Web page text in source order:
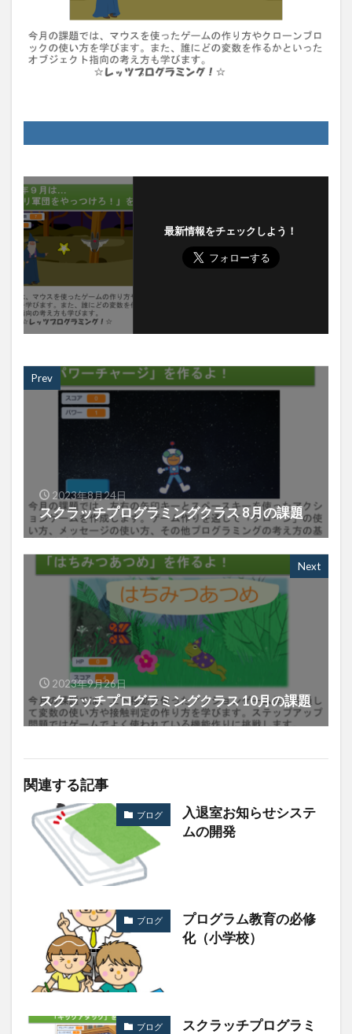
最新情報をチェックしよう！
Prev
2023年8月24日
スクラッチプログラミングクラス 8月の課題
Next
2023年9月26日
スクラッチプログラミングクラス 10月の課題
関連する記事
ブログ
入退室お知らせシステ
ムの開発
ブログ
プログラム教育の必修
化（小学校）
ブログ
スクラッチプログラミ